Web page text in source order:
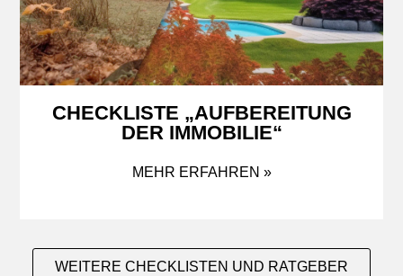
CHECKLISTE „AUFBEREITUNG
DER IMMOBILIE“
MEHR ERFAHREN »
WEITERE CHECKLISTEN UND RATGEBER